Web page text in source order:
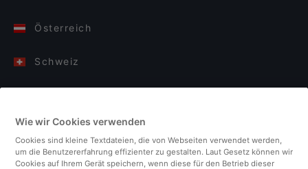
Österreich
Schweiz
Italien
Finnland
Wie wir Cookies verwenden
Cookies sind kleine Textdateien, die von Webseiten verwendet werden,
um die Benutzererfahrung effizienter zu gestalten. Laut Gesetz können wir
Cookies auf Ihrem Gerät speichern, wenn diese für den Betrieb dieser